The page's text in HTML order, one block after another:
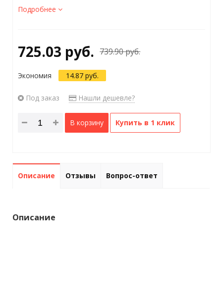
Подробнее
725.03 руб. 739.90 руб.
Экономия 14.87 руб.
Под заказ Нашли дешевле?
В корзину Купить в 1 клик
Описание Отзывы Вопрос-ответ
Описание